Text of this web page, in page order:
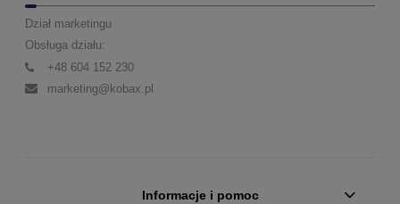
Dział marketingu
Obsługa działu:
+48 604 152 230
marketing@kobax.pl
Informacje i pomoc